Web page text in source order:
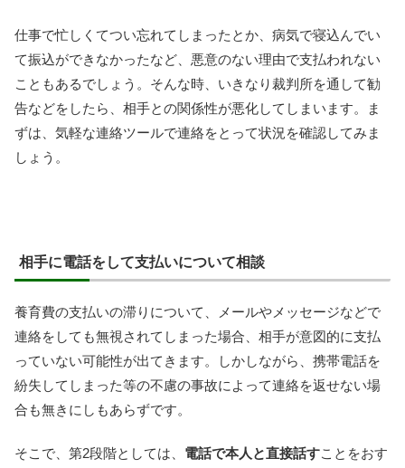
仕事で忙しくてつい忘れてしまったとか、病気で寝込んでい
て振込ができなかったなど、悪意のない理由で支払われない
こともあるでしょう。そんな時、いきなり裁判所を通して勧
告などをしたら、相手との関係性が悪化してしまいます。ま
ずは、気軽な連絡ツールで連絡をとって状況を確認してみま
しょう。
相手に電話をして支払いについて相談
養育費の支払いの滞りについて、メールやメッセージなどで
連絡をしても無視されてしまった場合、相手が意図的に支払
っていない可能性が出てきます。しかしながら、携帯電話を
紛失してしまった等の不慮の事故によって連絡を返せない場
合も無きにしもあらずです。
そこで、第2段階としては、 電話で本人と直接話すことをおす